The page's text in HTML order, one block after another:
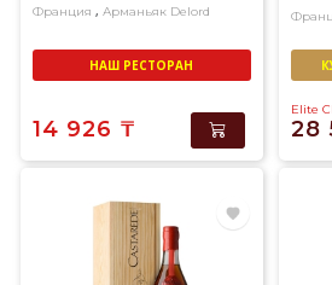
весь
ассортимент
качественного
Франция , Арманьяк Delord
НАШ РЕСТОРАН
14 926 ₸
Elite
28